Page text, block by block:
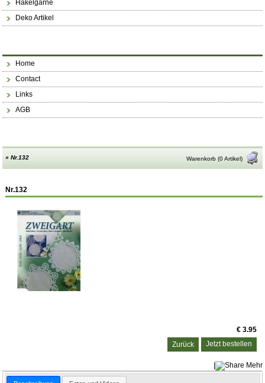
Häkelgarne
Deko Artikel
Home
Contact
Links
AGB
»Nr.132 Warenkorb (0 Artikel)
Nr.132
€ 3.95
Zurück
Mehr